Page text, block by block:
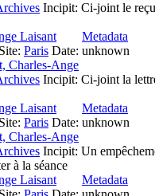
Incipit: Ci-joint le
Laisant
Metadata
Site: Paris Date: unknown
Charles-Ange
Incipit: Ci-joint la
Laisant
Metadata
Site: Paris Date: unknown
Charles-Ange
Incipit: Un
à la séance
Laisant
Metadata